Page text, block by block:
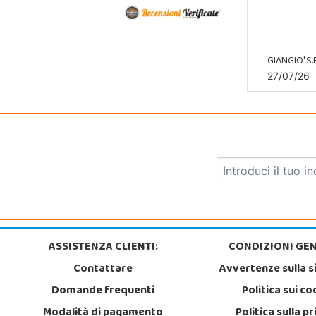
GIANGIO'
27/07/26
ASSISTENZA CLIENTI:
Contattare
Domande frequenti
CONDIZIONI
Avvertenze sulla
Politica sui